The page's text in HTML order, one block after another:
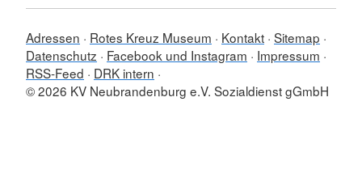
Adressen Rotes Kreuz Museum Kontakt Sitemap
Datenschutz
Facebook und Instagram
Impressum
RSS-Feed
DRK intern
© 2026 KV Neubrandenburg e.V. Sozialdienst gGmbH